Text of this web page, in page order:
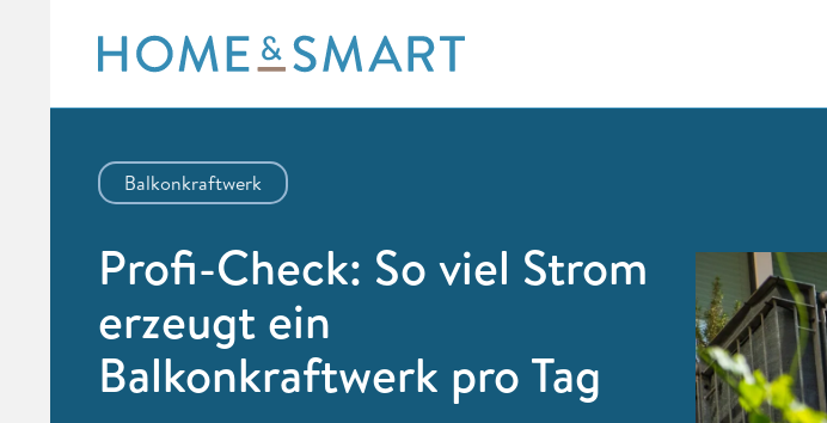
content
Balkonkraftwerk
Profi-Check: So viel Strom
erzeugt ein
Balkonkraftwerk pro Tag